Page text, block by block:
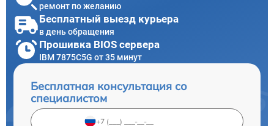
ремонт по желанию
Бесплатный выезд курьера
в день обращения
Прошивка BIOS сервера
IBM 7875C5G от 35 минут
Бесплатная консультация со
специалистом